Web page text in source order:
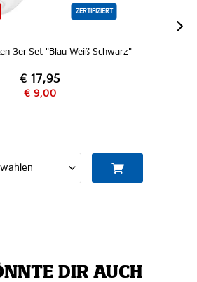
ZERTIFIZIERT
3er-Set "Blau-Weiß-Schwarz"
€ 17,95
€ 9,00
DIR AUCH